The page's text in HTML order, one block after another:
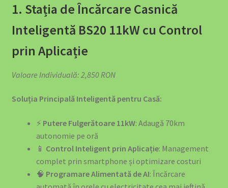
1. Stația de Încărcare Casnică
Inteligentă BS20 11kW cu Control
prin Aplicație
Valoare Individuală: 2,850 RON
Soluția Principală Inteligentă pentru Casă:
⚡ Putere Fulgerătoare 11kW: Adaugă 70km
autonomie pe oră
📱 Control Inteligent prin Aplicație: Management
complet prin smartphone și optimizare costuri
🧠 Programare Alimentată de AI: Încărcare